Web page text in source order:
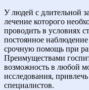
У людей с длительной
лечение которого
проводить в условиях
постоянное
срочную помощь при
Преимуществами
возможность в любой
исследования,
специалистов.